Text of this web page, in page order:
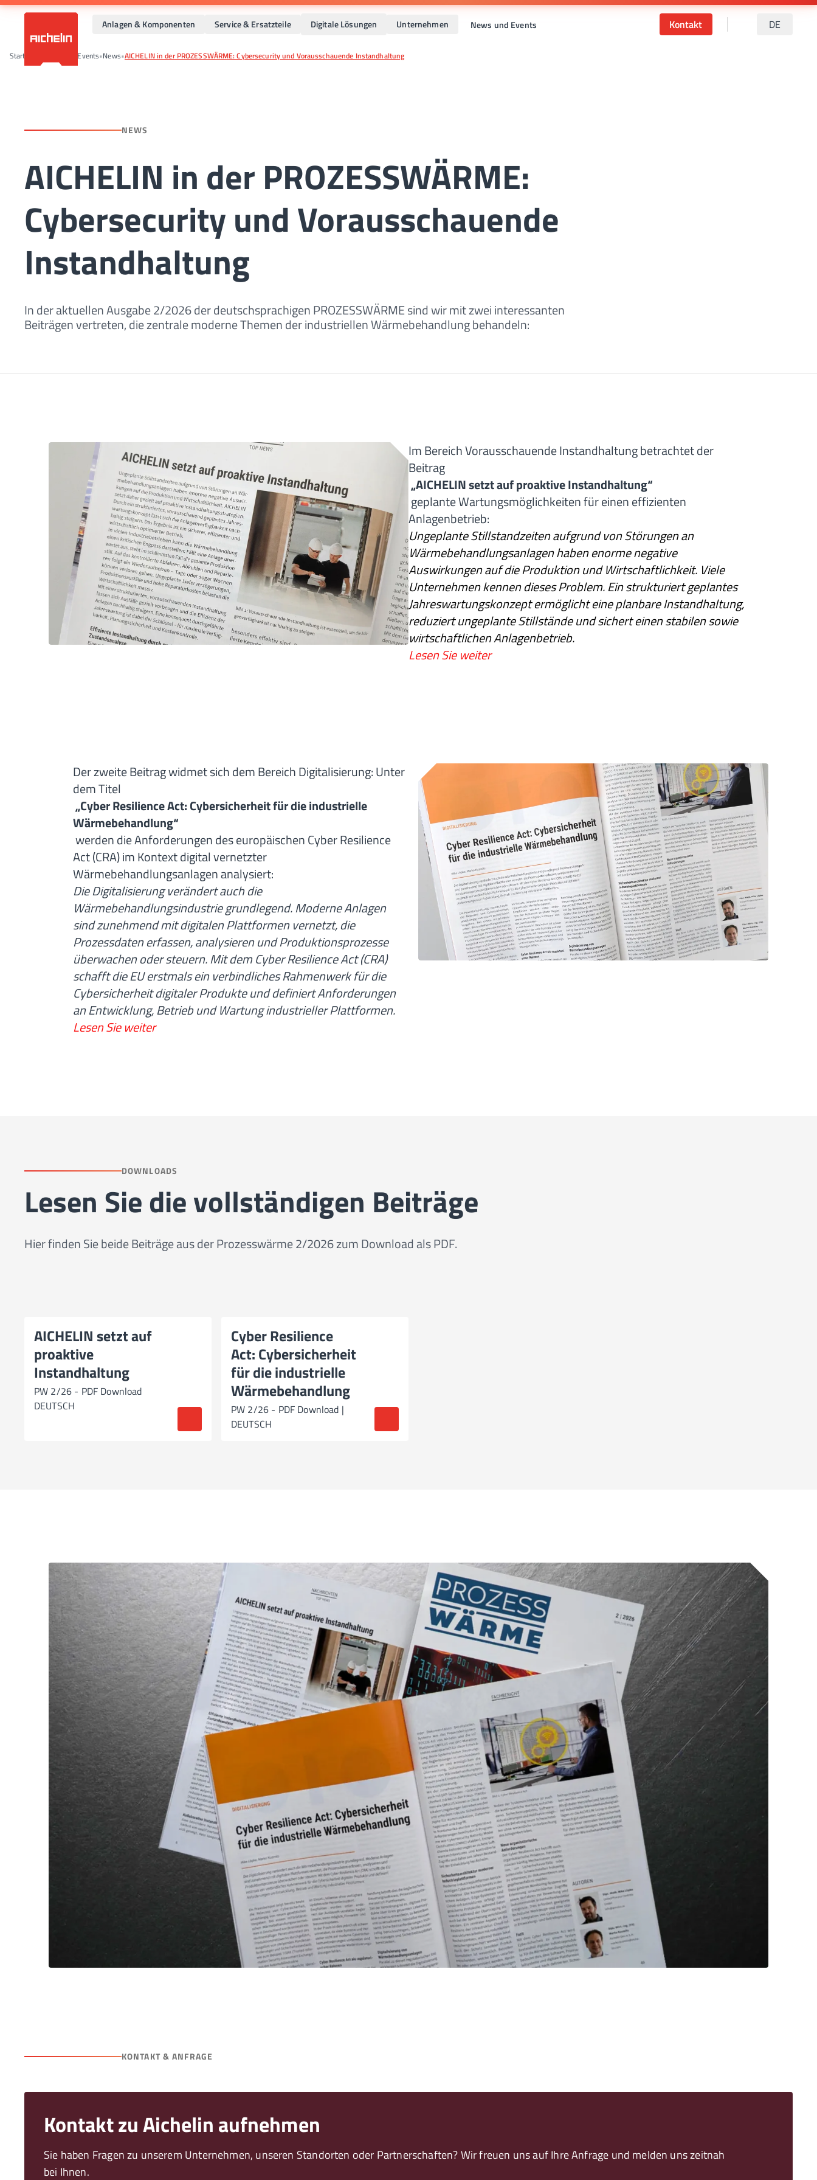
Anlagen & Komponenten Service & Ersatzteile Digitale Lösungen Unternehmen News und Events Kontakt DE
Startseite News und Events•News•AICHELIN in der PROZESSWÄRME: Cybersecurity und Vorausschauende Instandhaltung
NEWS
AICHELIN in der PROZESSWÄRME:
Cybersecurity und Vorausschauende
Instandhaltung
In der aktuellen Ausgabe 2/2026 der deutschsprachigen PROZESSWÄRME sind wir mit zwei interessanten
Beiträgen vertreten, die zentrale moderne Themen der industriellen Wärmebehandlung behandeln:
Im Bereich Vorausschauende Instandhaltung betrachtet der
Beitrag
„AICHELIN setzt auf proaktive Instandhaltung“
geplante Wartungsmöglichkeiten für einen effizienten
Anlagenbetrieb:
Ungeplante Stillstandzeiten aufgrund von Störungen an
Wärmebehandlungsanlagen haben enorme negative
Auswirkungen auf die Produktion und Wirtschaftlichkeit. Viele
Unternehmen kennen dieses Problem. Ein strukturiert geplantes
Jahreswartungskonzept ermöglicht eine planbare Instandhaltung,
reduziert ungeplante Stillstände und sichert einen stabilen sowie
wirtschaftlichen Anlagenbetrieb.
Lesen Sie weiter
Der zweite Beitrag widmet sich dem Bereich Digitalisierung: Unter
dem Titel
„Cyber Resilience Act: Cybersicherheit für die industrielle
Wärmebehandlung“
werden die Anforderungen des europäischen Cyber Resilience
Act (CRA) im Kontext digital vernetzter
Wärmebehandlungsanlagen analysiert:
Die Digitalisierung verändert auch die
Wärmebehandlungsindustrie grundlegend. Moderne Anlagen
sind zunehmend mit digitalen Plattformen vernetzt, die
Prozessdaten erfassen, analysieren und Produktionsprozesse
überwachen oder steuern. Mit dem Cyber Resilience Act (CRA)
schafft die EU erstmals ein verbindliches Rahmenwerk für die
Cybersicherheit digitaler Produkte und definiert Anforderungen
an Entwicklung, Betrieb und Wartung industrieller Plattformen.
Lesen Sie weiter
DOWNLOADS
Lesen Sie die vollständigen Beiträge
Hier finden Sie beide Beiträge aus der Prozesswärme 2/2026 zum Download als PDF.
AICHELIN setzt auf
proaktive
Instandhaltung
PW 2/26 - PDF Download
DEUTSCH
Cyber Resilience
Act: Cybersicherheit
für die industrielle
Wärmebehandlung
PW 2/26 - PDF Download |
DEUTSCH
KONTAKT & ANFRAGE
Kontakt zu Aichelin aufnehmen
Sie haben Fragen zu unserem Unternehmen, unseren Standorten oder Partnerschaften? Wir freuen uns auf Ihre Anfrage und melden uns zeitnah
bei Ihnen.